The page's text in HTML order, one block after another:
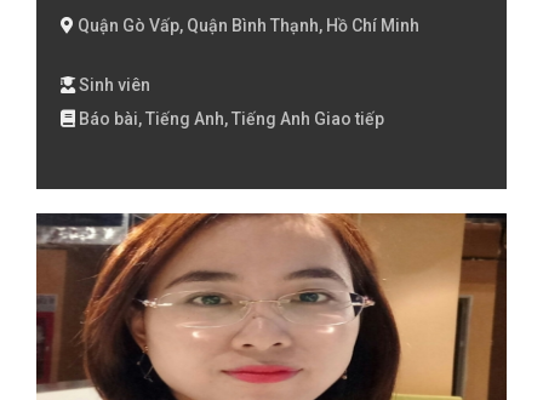
Quận Gò Vấp, Quận Bình Thạnh, Hồ Chí Minh
Sinh viên
Báo bài, Tiếng Anh, Tiếng Anh Giao tiếp